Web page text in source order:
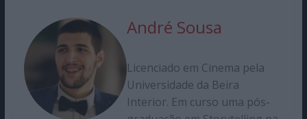
André Sousa
Licenciado em Cinema pela
Universidade da Beira
Interior. Em curso uma pós-